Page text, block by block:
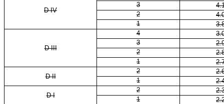
D IV
3
2
1
D III
4
3
2
1
D II
2
1
D I
2
1